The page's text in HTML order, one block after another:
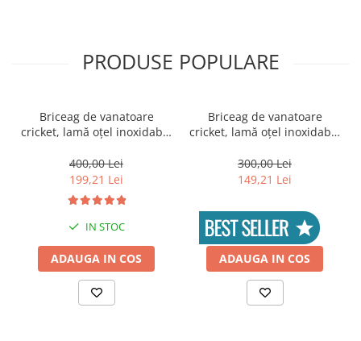
Cutite & seturi de cutite
Accesori casa & gradina
Accesorii mese si scaune
Articole ambalare
Articole bucatarie
Articole Craciun
Ascutitoare si seturi de ascutire
PRODUSE POPULARE
Briceag de vanatoare
cricket, lamă oțel inoxidabil,
400,00 Lei
199,21 Lei
IN STOC
ADAUGA IN COS
Briceag de vanatoare
cricket, lamă oțel inoxidabil,
300,00 Lei
149,21 Lei
IN STOC
ADAUGA IN COS